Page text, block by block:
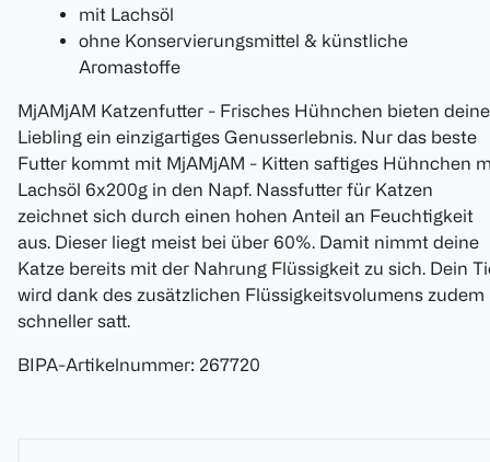
mit Lachsöl
ohne Konservierungsmittel & künstliche
Aromastoffe
MjAMjAM Katzenfutter - Frisches Hühnchen bieten
Liebling ein einzigartiges Genusserlebnis. Nur das beste
Futter kommt mit MjAMjAM - Kitten saftiges Hühnchen
Lachsöl 6x200g in den Napf. Nassfutter für Katzen
zeichnet sich durch einen hohen Anteil an Feuchtigkeit
aus. Dieser liegt meist bei über 60%. Damit nimmt deine
Katze bereits mit der Nahrung Flüssigkeit zu sich. Dein
wird dank des zusätzlichen Flüssigkeitsvolumens zudem
schneller satt.
BIPA-Artikelnummer: 267720